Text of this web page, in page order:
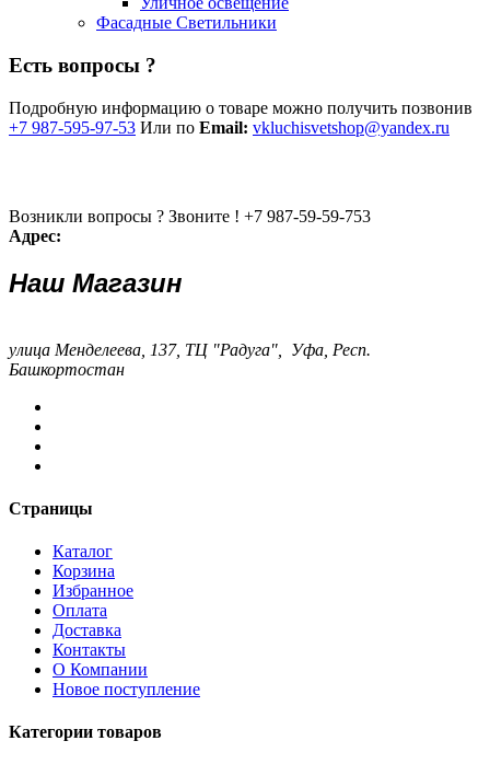
Фасадные Светильники
Есть вопросы ?
Подробную информацию о товаре можно получить позвонив
+7 987-595-97-53 Или по Email: vkluchisvetshop@yandex.ru
Возникли вопросы ? Звоните ! +7 987-59-59-753
Адрес:
Наш Магазин
улица Менделеева, 137, ТЦ "Радуга", Уфа, Респ.
Башкортостан
Страницы
Каталог
Корзина
Избранное
Оплата
Доставка
Контакты
О Компании
Новое поступление
Категории товаров